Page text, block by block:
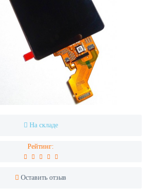
На складе
Рейтинг:
Оставить отзыв